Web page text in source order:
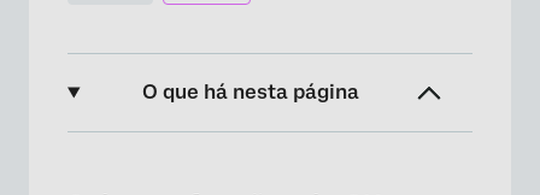
O que há nesta página